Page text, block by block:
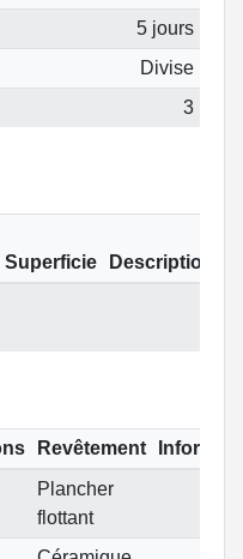
5 jours
Divise
3
Superficie
Description
Revêtement
Plancher
flottant